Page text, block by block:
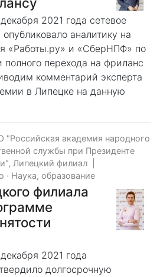
2021 года сетевое
аналитику на
«Работы.ру» и «СберНПФ» по
перехода на фриланс
комментарий эксперта
в Липецке на данную
"Российская академия народного
службы при Президенте
Липецкий филиал
· Наука, образование
филиала
2021 года
долгосрочную